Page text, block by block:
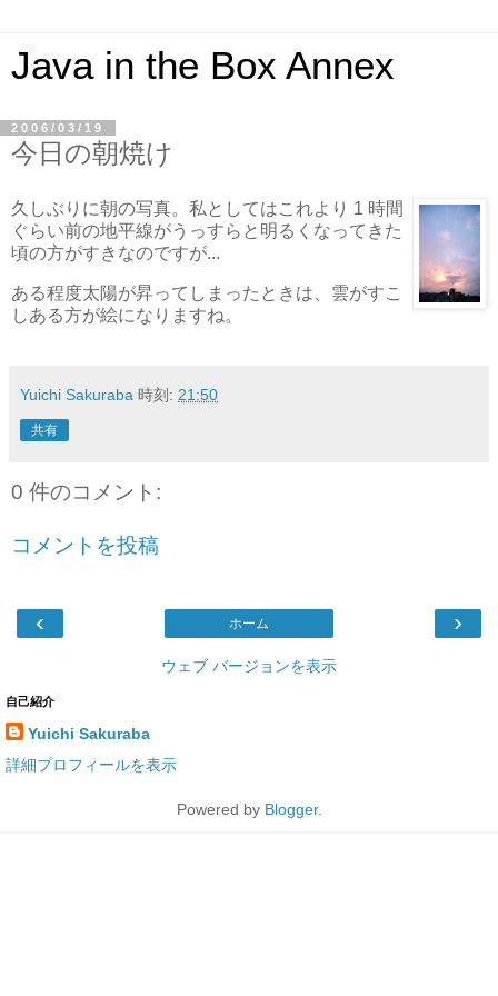
Java in the Box Annex
2006/03/19
今日の朝焼け
久しぶりに朝の写真。私としてはこれより 1 時間
ぐらい前の地平線がうっすらと明るくなってきた
頃の方がすきなのですが...
ある程度太陽が昇ってしまったときは、雲がすこ
しある方が絵になりますね。
Yuichi Sakuraba 時刻: 21:50
共有
0 件のコメント:
コメントを投稿
‹ ›
ホーム
ウェブ バージョンを表示
自己紹介
Yuichi Sakuraba
詳細プロフィールを表示
Powered by Blogger.